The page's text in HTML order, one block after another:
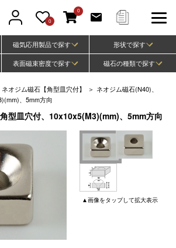
0
0
磁気応用製品で探す
形状で探す
表面磁束密度で探す 磁石の種類で探す
ネオジム磁石【角型皿穴付】 ＞ ネオジム磁石(N40)、
、5mm方向
型皿穴付、10x10x5(M3)(mm)、5mm方向
▲画像をタップして拡大表示